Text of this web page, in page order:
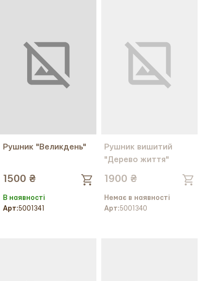
Рушник "Великдень"
1500 ₴
В наявності
Арт:5001341
Рушник вишитий
"Дерево життя"
1900 ₴
Немає в наявності
Арт:5001340